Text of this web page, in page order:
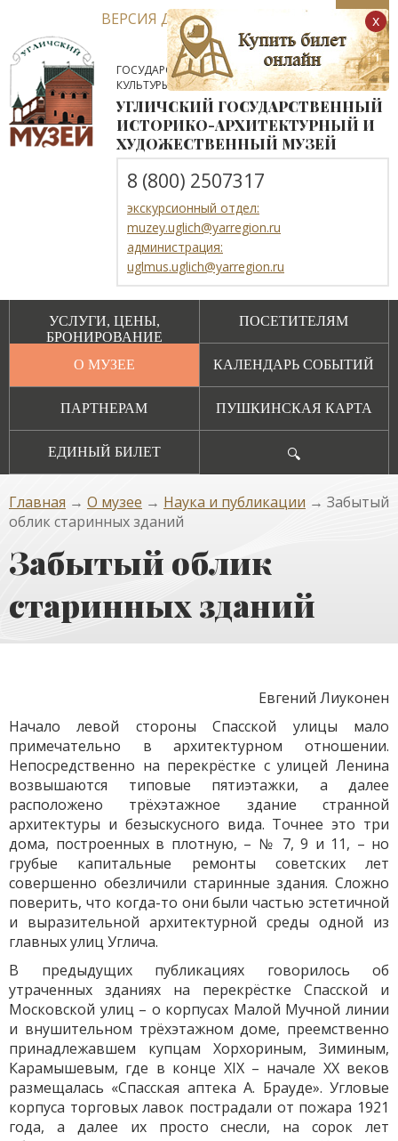
ВЕРСИЯ ДЛЯ СЛАБОВИДЯЩИХ
ГОСУДАРСТВЕННОЕ АВТОНОМНОЕ УЧРЕЖДЕНИЕ
КУЛЬТУРЫ ЯРОСЛАВСКОЙ ОБЛАСТИ
УГЛИЧСКИЙ ГОСУДАРСТВЕННЫЙ
ИСТОРИКО-АРХИТЕКТУРНЫЙ И
ХУДОЖЕСТВЕННЫЙ МУЗЕЙ
8 (800) 2507317
экскурсионный отдел:
muzey.uglich@yarregion.ru
администрация:
uglmus.uglich@yarregion.ru
УСЛУГИ, ЦЕНЫ,
БРОНИРОВАНИЕ
ПОСЕТИТЕЛЯМ
О МУЗЕЕ КАЛЕНДАРЬ СОБЫТИЙ
ПАРТНЕРАМ ПУШКИНСКАЯ КАРТА
ЕДИНЫЙ БИЛЕТ 🔍
Главная → О музее → Наука и публикации → Забытый
облик старинных зданий
Забытый облик
старинных зданий
Евгений Лиуконен
Начало левой стороны Спасской улицы мало
примечательно в архитектурном отношении.
Непосредственно на перекрёстке с улицей Ленина
возвышаются типовые пятиэтажки, а далее
расположено трёхэтажное здание странной
архитектуры и безыскусного вида. Точнее это три
дома, построенных в плотную, – № 7, 9 и 11, – но
грубые капитальные ремонты советских лет
совершенно обезличили старинные здания. Сложно
поверить, что когда-то они были частью эстетичной
и выразительной архитектурной среды одной из
главных улиц Углича.
В предыдущих публикациях говорилось об
утраченных зданиях на перекрёстке Спасской и
Московской улиц – о корпусах Малой Мучной линии
и внушительном трёхэтажном доме, преемственно
принадлежавшем купцам Хорхориным, Зиминым,
Карамышевым, где в конце XIX – начале XX веков
размещалась «Спасская аптека А. Брауде». Угловые
корпуса торговых лавок пострадали от пожара 1921
года, а далее их просто снесли, на сорок лет
x